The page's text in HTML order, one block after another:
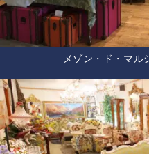
メゾン・ド・マル